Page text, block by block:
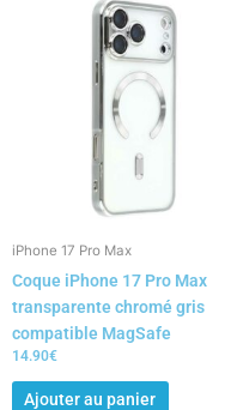
iPhone 17 Pro Max
Coque iPhone 17 Pro Max
transparente chromé gris
compatible MagSafe
14.90€
Ajouter au panier